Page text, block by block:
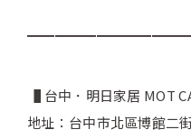
▐ 台中．明日家居 MOT
地址：台中市北區博館二